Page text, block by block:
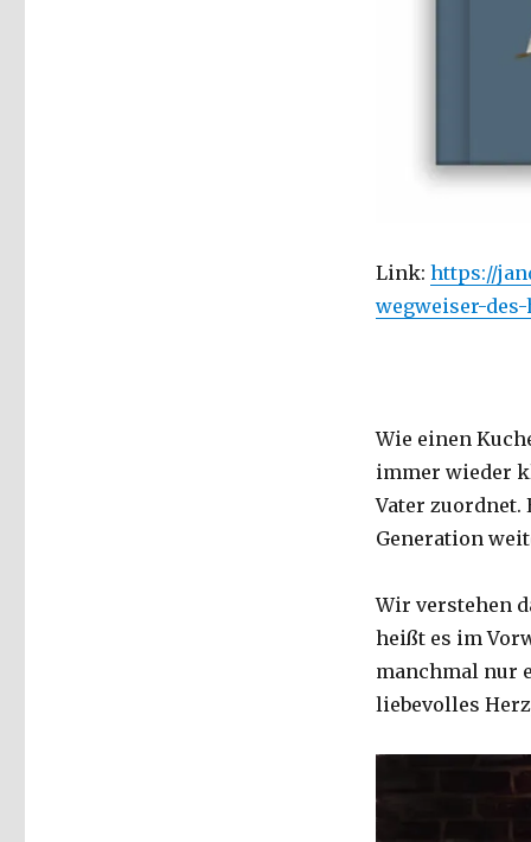
Link: https://
wegweiser-
Wie einen
immer wieder
Vater zuordnet.
Generation
Wir verstehen
heißt es im
manchmal nur
liebevolles